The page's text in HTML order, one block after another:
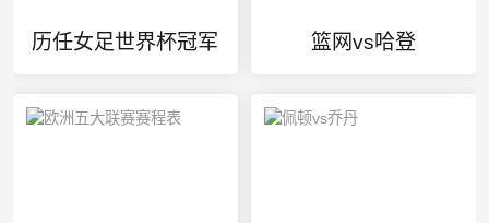
历任女足世界杯冠军 篮网vs哈登